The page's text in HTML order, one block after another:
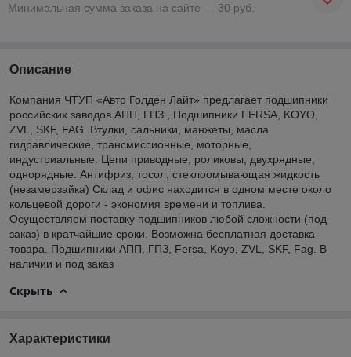
Минимальная сумма заказа на сайте — 30 руб.
Описание
Компания ЧТУП «Авто Голден Лайт» предлагает подшипники
российских заводов АПП, ГПЗ , Подшипники FERSA, KOYO,
ZVL, SKF, FAG. Втулки, сальники, манжеты, масла
гидравлические, трансмиссионные, моторные,
индустриальные. Цепи приводные, роликовы, двухрядные,
однорядные. Антифриз, тосол, стеклоомывающая жидкость
(незамерзайка) Склад и офис находится в одном месте около
кольцевой дороги - экономия времени и топлива.
Осуществляем поставку подшипников любой сложности (под
заказ) в кратчайшие сроки. Возможна бесплатная доставка
товара. Подшипники АПП, ГПЗ, Fersa, Koyo, ZVL, SKF, Fag. В
наличии и под заказ
Скрыть
Характеристики